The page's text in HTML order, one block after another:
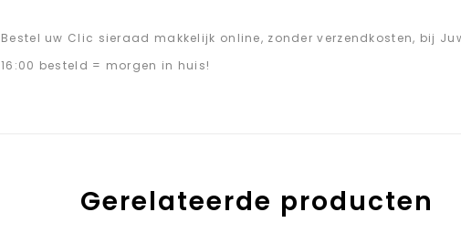
Bestel uw Clic sieraad makkelijk online, zonder verzendkosten, bij
16:00 besteld = morgen in huis!
Gerelateerde producten